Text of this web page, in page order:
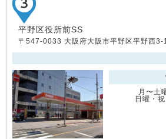
平野区役所前SS
〒547-0033 大阪府大阪市平野区平野西3-
月〜土
日曜・